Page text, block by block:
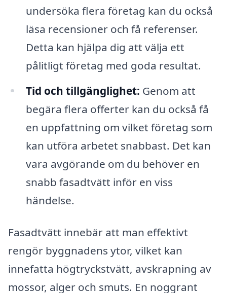
undersöka flera företag kan du också
läsa recensioner och få referenser.
Detta kan hjälpa dig att välja ett
pålitligt företag med goda resultat.
Tid och tillgänglighet: Genom att
begära flera offerter kan du också få
en uppfattning om vilket företag som
kan utföra arbetet snabbast. Det kan
vara avgörande om du behöver en
snabb fasadtvätt inför en viss
händelse.
Fasadtvätt innebär att man effektivt
rengör byggnadens ytor, vilket kan
innefatta högtryckstvätt, avskrapning av
mossor, alger och smuts. En noggrant